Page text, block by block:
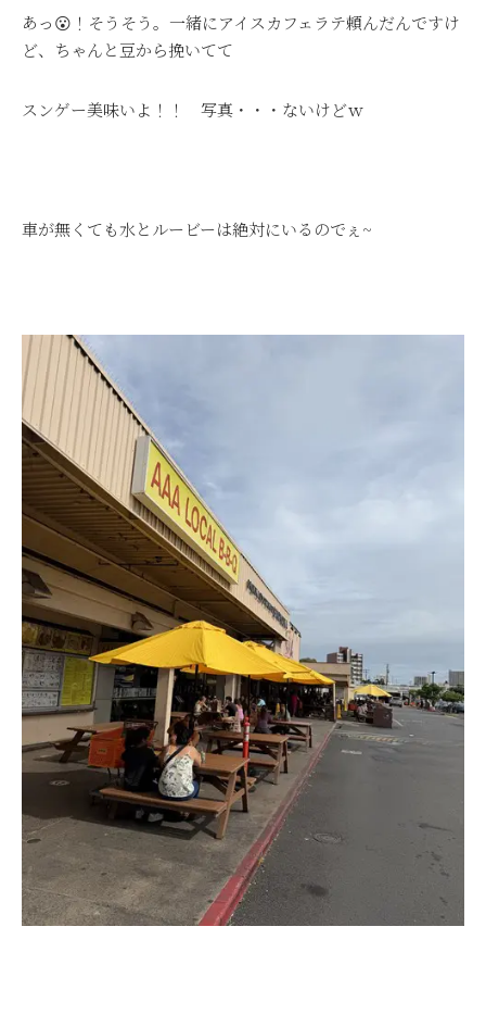
あっ😮！そうそう。一緒にアイスカフェラテ頼んだんですけ
ど、ちゃんと豆から挽いてて
スンゲー美味いよ！！ 写真・・・ないけどｗ
車が無くても水とルービーは絶対にいるのでぇ~